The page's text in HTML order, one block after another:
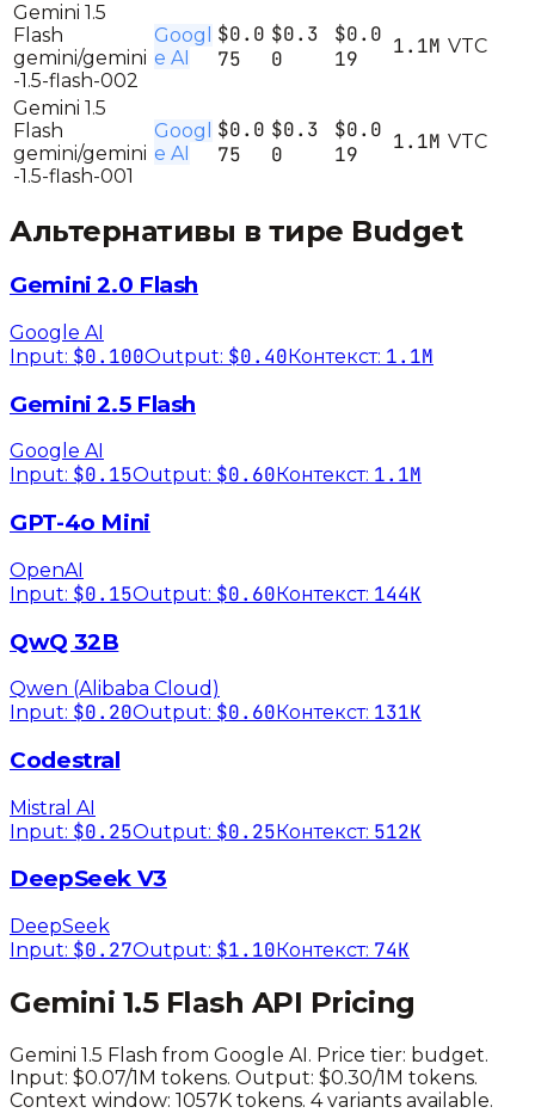
Gemini 1.5
Flash
gemini/gemini
-1.5-flash-002
Googl
e AI
$0.0
75
$0.3
0
$0.0
19
1.1M VTC
Gemini 1.5
Flash
gemini/gemini
-1.5-flash-001
Googl
e AI
$0.0
75
$0.3
0
$0.0
19
1.1M VTC
Альтернативы в тире Budget
Gemini 2.0 Flash
Google AI
Input: $0.100Output: $0.40Контекст: 1.1M
Gemini 2.5 Flash
Google AI
Input: $0.15Output: $0.60 Контекст: 1.1M
GPT-4o Mini
OpenAI
Input: $0.15Output: $0.60Контекст: 144K
QwQ 32B
Qwen (Alibaba Cloud)
Input: $0.20Output: $0.60 Контекст: 131K
Codestral
Mistral AI
Input: $0.25Output: $0.25Контекст: 512K
DeepSeek V3
DeepSeek
Input: $0.27Output: $1.10 Контекст: 74K
Gemini 1.5 Flash API Pricing
Gemini 1.5 Flash from Google AI. Price tier: budget.
Input: $0.07/1M tokens. Output: $0.30/1M tokens.
Context window: 1057K tokens. 4 variants available.